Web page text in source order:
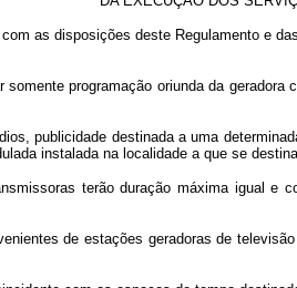
disposições deste Regulamento e
programação oriunda da geradora
destinada a uma
instalada na localidade a que se
terão duração máxima igual e
de estações geradoras de